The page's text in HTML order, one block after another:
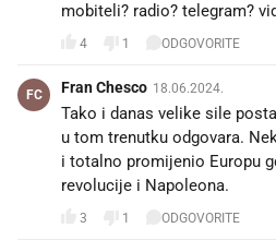
mobiteli? radio? telegram?
4 1 ODGOVORITE
FC Fran Chesco 18.06.2024.
Tako i danas velike sile
u tom trenutku odgovara.
i totalno promijenio Europu
revolucije i Napoleona.
3 1 ODGOVORITE